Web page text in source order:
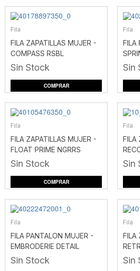
Fila
FILA ZAPATILLAS MUJER -
COMPASS RSBL
Sin Stock
COMPRAR
Fila
FILA
Sin
Fila
FILA ZAPATILLAS MUJER -
FLOAT PRIME NGRRS
Sin Stock
COMPRAR
Fila
FILA
Sin
Fila
FILA PANTALON MUJER -
EMBRODERIE DETAIL
NEGRO
Sin Stock
Fila
FILA
Sin